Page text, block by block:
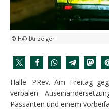
© H@llAnzeiger
Halle. PRev. Am Freitag
verbalen
Passanten und einem